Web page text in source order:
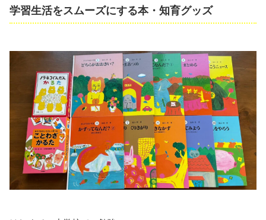
学習生活をスムーズにする本・知育グッズ